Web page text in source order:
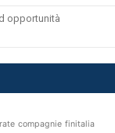
opportunità
compagnie finitalia